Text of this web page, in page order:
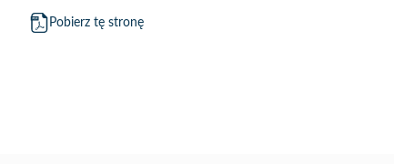
Pobierz tę stronę